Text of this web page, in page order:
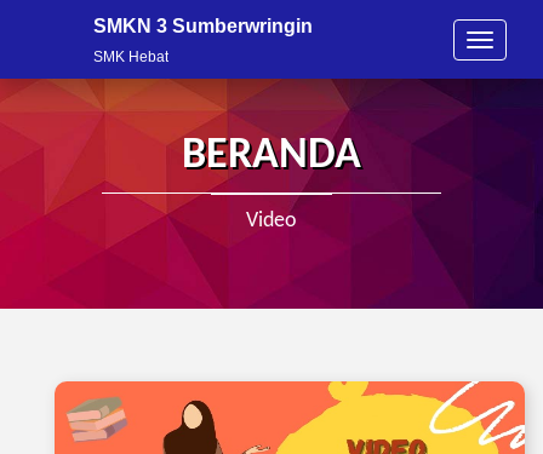
T
o
a
o
SMKN 3 Sumberwringin
SMK Hebat
BERANDA
Video